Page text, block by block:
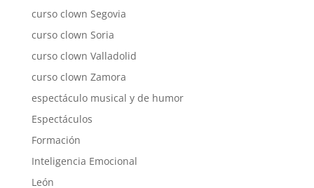
curso clown Segovia
curso clown Soria
curso clown Valladolid
curso clown Zamora
espectáculo musical y de humor
Espectáculos
Formación
Inteligencia Emocional
León